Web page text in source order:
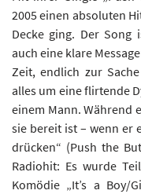
2005 einen absoluten
Decke ging. Der
auch eine klare
Zeit, endlich zur
alles um eine flirtende
einem Mann. Während
sie bereit ist – wenn er
drücken“ (Push the
Radiohit: Es wurde
Komödie „It’s a Boy/